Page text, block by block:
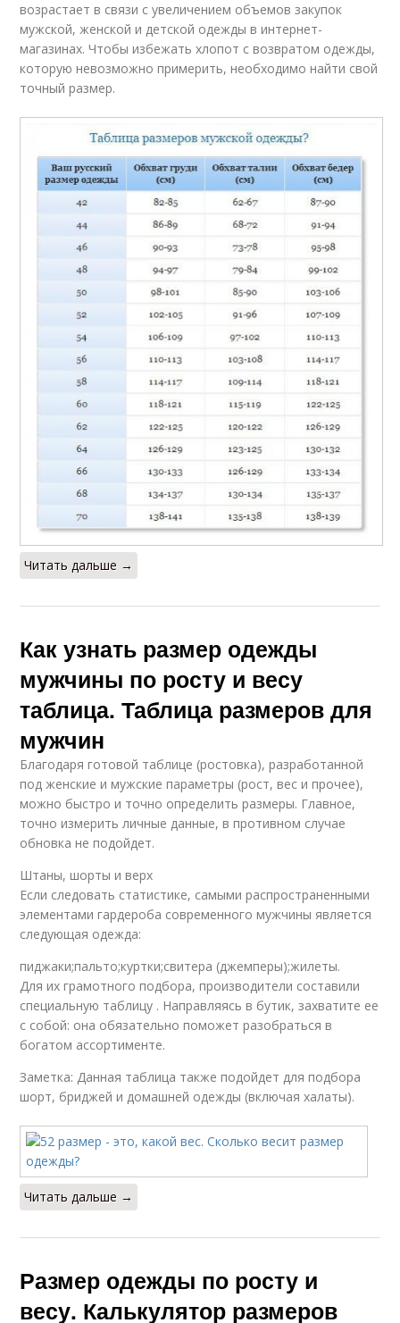
возрастает в связи с увеличением объемов закупок
мужской, женской и детской одежды в интернет-
магазинах. Чтобы избежать хлопот с возвратом одежды,
которую невозможно примерить, необходимо найти свой
точный размер.
Читать дальше →
Как узнать размер одежды
мужчины по росту и весу
таблица. Таблица размеров для
мужчин
Благодаря готовой таблице (ростовка), разработанной
под женские и мужские параметры (рост, вес и прочее),
можно быстро и точно определить размеры. Главное,
точно измерить личные данные, в противном случае
обновка не подойдет.
Штаны, шорты и верх
Если следовать статистике, самыми распространенными
элементами гардероба современного мужчины является
следующая одежда:
пиджаки;пальто;куртки;свитера (джемперы);жилеты.
Для их грамотного подбора, производители составили
специальную таблицу . Направляясь в бутик, захватите ее
с собой: она обязательно поможет разобраться в
богатом ассортименте.
Заметка: Данная таблица также подойдет для подбора
шорт, бриджей и домашней одежды (включая халаты).
Читать дальше →
Размер одежды по росту и
весу. Калькулятор размеров